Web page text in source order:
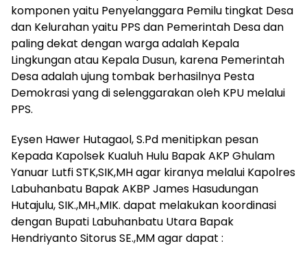
komponen yaitu Penyelanggara Pemilu tingkat Desa
dan Kelurahan yaitu PPS dan Pemerintah Desa dan
paling dekat dengan warga adalah Kepala
Lingkungan atau Kepala Dusun, karena Pemerintah
Desa adalah ujung tombak berhasilnya Pesta
Demokrasi yang di selenggarakan oleh KPU melalui
PPS.
Eysen Hawer Hutagaol, S.Pd menitipkan pesan
Kepada Kapolsek Kualuh Hulu Bapak AKP Ghulam
Yanuar Lutfi STK,SIK,MH agar kiranya melalui Kapolres
Labuhanbatu Bapak AKBP James Hasudungan
Hutajulu, SIK.,MH.,MIK. dapat melakukan koordinasi
dengan Bupati Labuhanbatu Utara Bapak
Hendriyanto Sitorus SE.,MM agar dapat :